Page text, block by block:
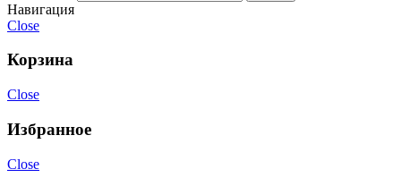
Навигация
Close
Корзина
Close
Избранное
Close